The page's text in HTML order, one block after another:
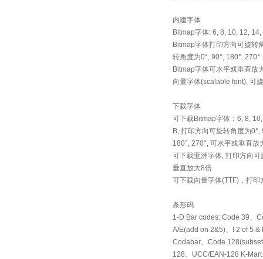
内建字体
Bitmap字体: 6, 8, 10, 12,
Bitmap字体打印方向可旋转
转角度为0°, 90°, 180°, 270°
Bitmap字体可水平或垂直放
向量字体(scalable font), 可
下载字体
可下载Bitmap字体：6, 8,
B, 打印方向可旋转角度为0°,
180°, 270°, 可水平或垂直放
可下载亚洲字体, 打印方向可
垂直放大8倍
可下载向量字体(TTF)，打印
条形码
1-D Bar codes: Code 39、
A/E(add on 2&5)、I 2 of 5
Codabar、Code
128、UCC/EAN-128 K-